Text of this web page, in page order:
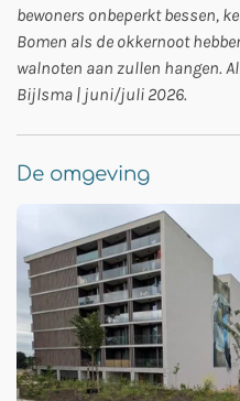
bewoners onbeperkt bessen,
Bomen als de okkernoot
walnoten aan zullen hangen.
Bijlsma | juni/juli 2026.
De omgeving